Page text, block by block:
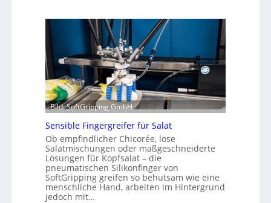
Bild: SoftGripping GmbH
Sensible Fingergreifer für Salat
Ob empfindlicher Chicorée, lose
Salatmischungen oder maßgeschneiderte
Lösungen für Kopfsalat – die
pneumatischen Silikonfinger von
SoftGripping greifen so behutsam wie eine
menschliche Hand, arbeiten im Hintergrund
jedoch mit…